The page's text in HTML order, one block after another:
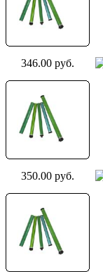
346.00 руб.
350.00 руб.